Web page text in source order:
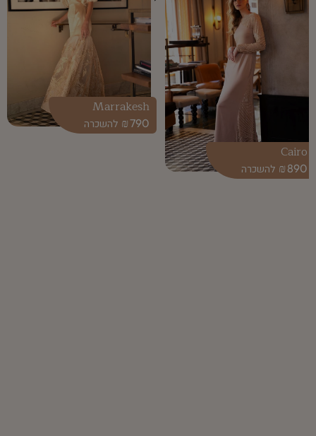
890
₪
Cairo
790
₪
Marrakesh